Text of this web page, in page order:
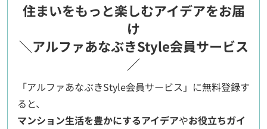
住まいをもっと楽しむアイデアをお届
け
＼アルファあなぶきStyle会員サービス
／
「アルファあなぶきStyle会員サービス」に無料登録す
ると、
マンション生活を豊かにするアイデアやお役立ちガイ